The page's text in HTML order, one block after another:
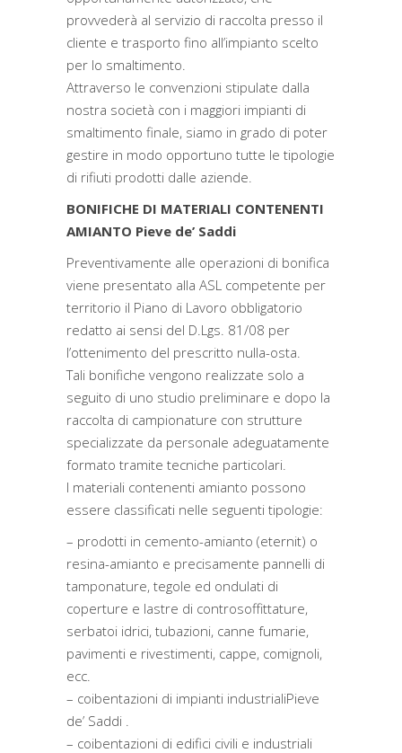
provvederà al servizio di raccolta presso il
cliente e trasporto fino all’impianto scelto
per lo smaltimento.
Attraverso le convenzioni stipulate dalla
nostra società con i maggiori impianti di
smaltimento finale, siamo in grado di poter
gestire in modo opportuno tutte le tipologie
di rifiuti prodotti dalle aziende.
BONIFICHE DI MATERIALI CONTENENTI
AMIANTO Pieve de’ Saddi
Preventivamente alle operazioni di bonifica
viene presentato alla ASL competente per
territorio il Piano di Lavoro obbligatorio
redatto ai sensi del D.Lgs. 81/08 per
l’ottenimento del prescritto nulla-osta.
Tali bonifiche vengono realizzate solo a
seguito di uno studio preliminare e dopo la
raccolta di campionature con strutture
specializzate da personale adeguatamente
formato tramite tecniche particolari.
I materiali contenenti amianto possono
essere classificati nelle seguenti tipologie:
– prodotti in cemento-amianto (eternit) o
resina-amianto e precisamente pannelli di
tamponature, tegole ed ondulati di
coperture e lastre di controsoffittature,
serbatoi idrici, tubazioni, canne fumarie,
pavimenti e rivestimenti, cappe, comignoli,
ecc.
– coibentazioni di impianti industrialiPieve
de’ Saddi .
– coibentazioni di edifici civili e industriali